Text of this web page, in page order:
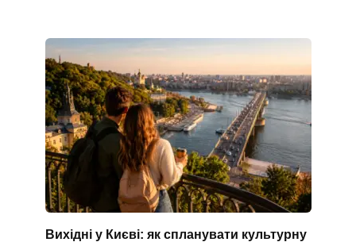
Вихідні у Києві: як спланувати культурну